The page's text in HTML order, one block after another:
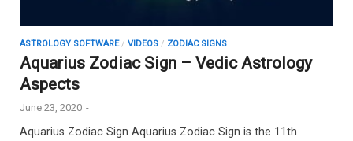
ASTROLOGY SOFTWARE/ VIDEOS / ZODIAC SIGNS
Aquarius Zodiac Sign – Vedic Astrology
Aspects
June 23, 2020 -
Aquarius Zodiac Sign Aquarius Zodiac Sign is the 11th